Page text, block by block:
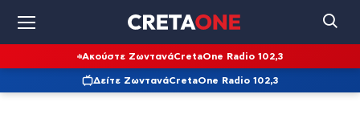
Ακούστε ΖωντανάCretaOne Radio 102,3
Δείτε ΖωντανάCretaOne Radio 102,3